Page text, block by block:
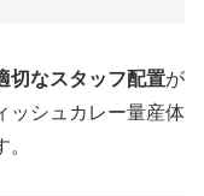
切なスタッフ配置が
ッシュカレー量産体